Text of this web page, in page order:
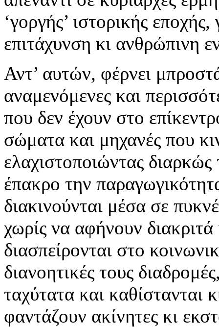
‘γοργής’ ιστορικής
επιτάχυνση κι ανθρώπινη
Αντ’ αυτών, φέρνει
αναμενόμενες και
που δεν έχουν στο
σώματα και μηχανές που
ελαχιστοποιώντας
έπακρο την
διακινούνται μέσα σε
χωρίς να αφήνουν διακριτά
διασπείρονται στο
διανοητικές τους
ταχύτατα και καθίστανται
φαντάζουν ακίνητες κι